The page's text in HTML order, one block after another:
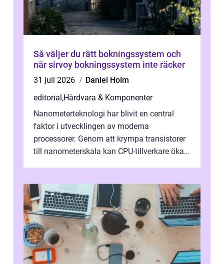
Så väljer du rätt bokningssystem och
när sirvoy bokningssystem inte räcker
31 juli 2026
Daniel Holm
editorial,Hårdvara & Komponenter
Nanometerteknologi har blivit en central
faktor i utvecklingen av moderna
processorer. Genom att krympa transistorer
till nanometerskala kan CPU-tillverkare öka